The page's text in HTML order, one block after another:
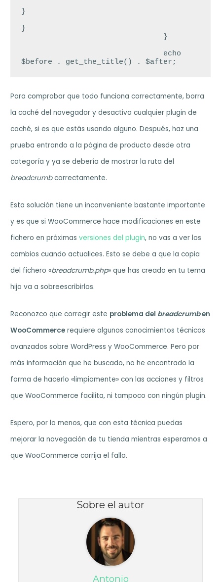
}
}
Para comprobar que todo funciona correctamente, borra
la caché del navegador y desactiva cualquier plugin de
caché, si es que estás usando alguno. Después, haz una
prueba entrando a la página de producto desde otra
categoría y ya se debería de mostrar la ruta del
breadcrumbcorrectamente.
Esta solución tiene un inconveniente bastante importante
y es que si WooCommerce hace modificaciones en este
fichero en próximasversiones del plugin, no vas a ver los
cambios cuando actualices. Esto se debe a que la copia
del fichero «breadcrumb.php» que has creado en tu tema
hijo va a sobreescribirlos.
Reconozco que corregir este problema del breadcrumben
WooCommerce requiere algunos conocimientos técnicos
avanzados sobre WordPress y WooCommerce. Pero por
más información que he buscado, no he encontrado la
forma de hacerlo «limpiamente» con las acciones y filtros
que WooCommerce facilita, ni tampoco con ningún plugin.
Espero, por lo menos, que con esta técnica puedas
mejorar la navegación de tu tienda mientras esperamos a
que WooCommerce corrija el fallo.
Sobre el autor
Antonio